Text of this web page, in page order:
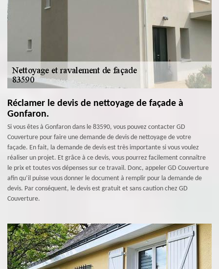
Réclamer le devis de nettoyage de façade à
Gonfaron.
Si vous êtes à Gonfaron dans le 83590, vous pouvez contacter GD
Couverture pour faire une demande de devis de nettoyage de votre
façade. En fait, la demande de devis est très importante si vous voulez
réaliser un projet. Et grâce à ce devis, vous pourrez facilement connaître
le prix et toutes vos dépenses sur ce travail. Donc, appeler GD Couverture
afin qu’il puisse vous donner le document à remplir pour la demande de
devis. Par conséquent, le devis est gratuit et sans caution chez GD
Couverture.